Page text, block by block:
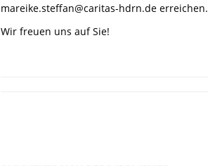
mareike.steffan@caritas-hdrn.de erreichen.
Wir freuen uns auf Sie!